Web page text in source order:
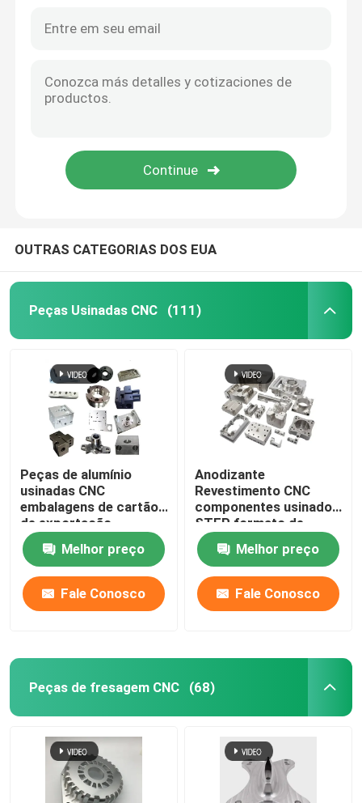
Peças de aço inoxidável do CNC
Peças de corte a laser
Peças de madeira do CNC
Serviços de moldagem por injeção
Morrem os componentes da carcaça
Serviço de Soldadura Personalizado
OUTRAS CATEGORIAS DOS EUA
Peças Usinadas CNC (111)
Peças de alumínio
usinadas CNC
embalagens de cartão
de exportação
personalizadas
Melhor preço
Fale Conosco
Anodizante
Revestimento CNC
componentes usinados
STEP formato de
desenho
Melhor preço
Fale Conosco
Peças de fresagem CNC (68)